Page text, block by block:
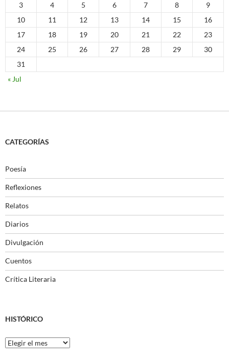
3
4 5 6 7 8
9
10
11 12 13 14 15
16
17
18 19 20 21 22
23
24
25 26 27 28 29
30
31
« Jul
CATEGORÍAS
Poesía
Reflexiones
Relatos
Diarios
Divulgación
Cuentos
Crítica Literaria
HISTÓRICO
Histórico